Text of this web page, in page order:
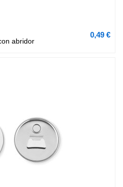
abridor
0,49 €